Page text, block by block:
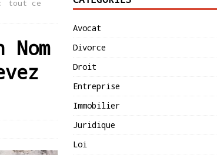
: tout ce
Avocat
Divorce
Droit
Entreprise
Immobilier
Juridique
Loi